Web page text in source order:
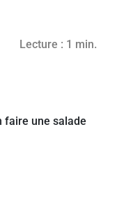
2017
Lecture : 1 min.